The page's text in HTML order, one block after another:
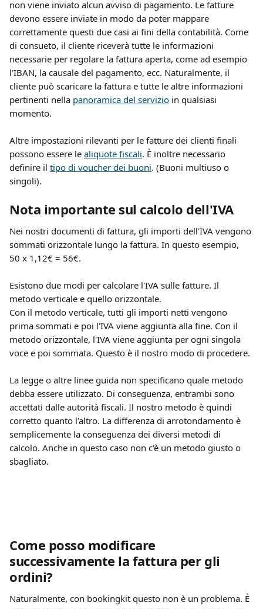
non viene inviato alcun avviso di pagamento. Le fatture
devono essere inviate in modo da poter mappare
correttamente questi due casi ai fini della contabilità. Come
di consueto, il cliente riceverà tutte le informazioni
necessarie per regolare la fattura aperta, come ad esempio
l'IBAN, la causale del pagamento, ecc. Naturalmente, il
cliente può scaricare la fattura e tutte le altre informazioni
pertinenti nella panoramica del servizio in qualsiasi
momento.
Altre impostazioni rilevanti per le fatture dei clienti finali
possono essere le aliquote fiscali. È inoltre necessario
definire il tipo di voucher dei buoni. (Buoni multiuso o
singoli).
Nota importante sul calcolo dell'IVA
Nei nostri documenti di fattura, gli importi dell'IVA vengono
sommati orizzontale lungo la fattura. In questo esempio,
50 x 1,12€ = 56€.
Esistono due modi per calcolare l'IVA sulle fatture. Il
metodo verticale e quello orizzontale.
Con il metodo verticale, tutti gli importi netti vengono
prima sommati e poi l'IVA viene aggiunta alla fine. Con il
metodo orizzontale, l'IVA viene aggiunta per ogni singola
voce e poi sommata. Questo è il nostro modo di procedere.
La legge o altre linee guida non specificano quale metodo
debba essere utilizzato. Di conseguenza, entrambi sono
accettati dalle autorità fiscali. Il nostro metodo è quindi
corretto quanto l'altro. La differenza di arrotondamento è
semplicemente la conseguenza dei diversi metodi di
calcolo. Anche in questo caso non c'è un metodo giusto o
sbagliato.
Come posso modificare
successivamente la fattura per gli
ordini?
Naturalmente, con bookingkit questo non è un problema. È